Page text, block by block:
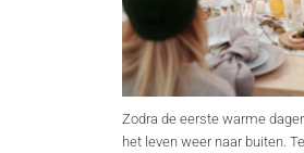
Zodra de eerste warme
het leven weer naar buiten.